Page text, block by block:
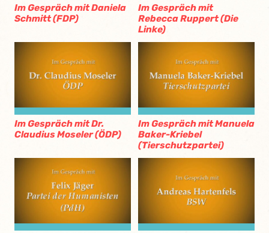
Im Gespräch mit Daniela
Schmitt (FDP)
Im Gespräch mit
Rebecca Ruppert (Die
Linke)
Im Gespräch mit Dr.
Claudius Moseler (ÖDP)
Im Gespräch mit Manuela
Baker-Kriebel
(Tierschutzpartei)